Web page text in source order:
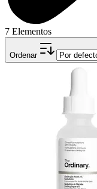
7 Elementos
Ordenar